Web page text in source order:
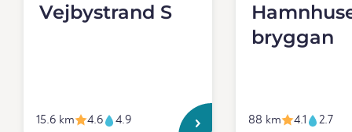
Vejbystrand S
15.6 km 4.6 4.9
bryggan
88 km 4.1 2.7